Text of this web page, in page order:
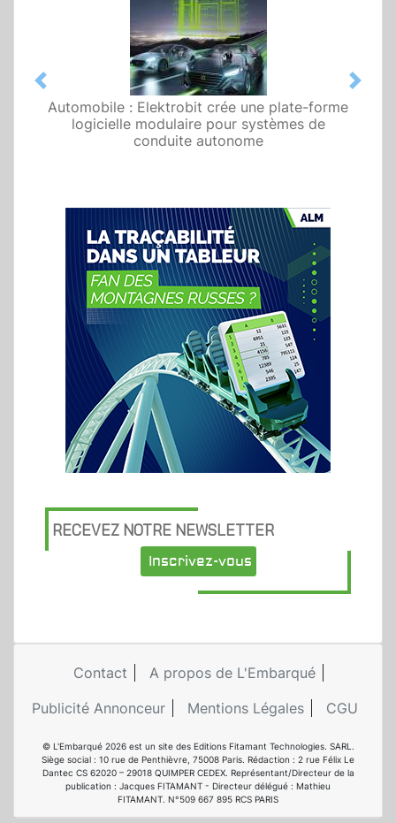
Automobile : Elektrobit crée une plate-forme
logicielle modulaire pour systèmes de
conduite autonome
Previous Next
RECEVEZ NOTRE NEWSLETTER
Inscrivez-vous
Contact
A propos de L'Embarqué
Publicité Annonceur
Mentions Légales CGU
© L'Embarqué 2026 est un site des Editions Fitamant Technologies. SARL.
Siège social : 10 rue de Penthièvre, 75008 Paris. Rédaction : 2 rue Félix Le
Dantec CS 62020 – 29018 QUIMPER CEDEX. Représentant/Directeur de la
publication : Jacques FITAMANT - Directeur délégué : Mathieu
FITAMANT. N°509 667 895 RCS PARIS